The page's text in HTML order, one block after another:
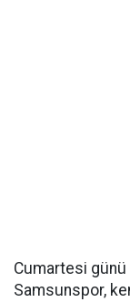
Cumartesi günü
Samsunspor,